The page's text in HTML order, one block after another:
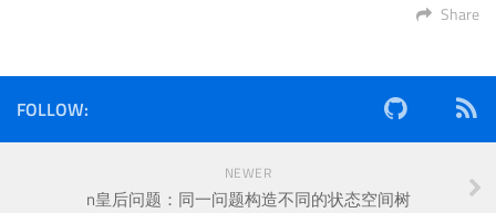
Share
FOLLOW:
NEWER
n皇后问题：同一问题构造不同的状态空间树